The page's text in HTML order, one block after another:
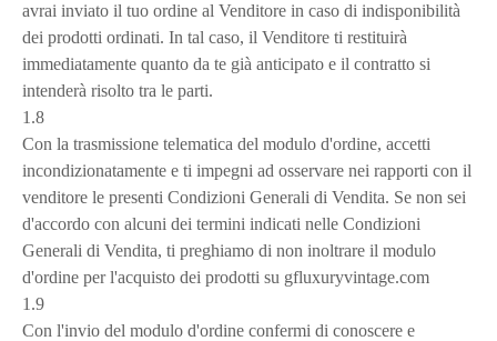
avrai inviato il tuo ordine al Venditore in caso di indisponibilità
dei prodotti ordinati. In tal caso, il Venditore ti restituirà
immediatamente quanto da te già anticipato e il contratto si
intenderà risolto tra le parti.
1.8
Con la trasmissione telematica del modulo d'ordine, accetti
incondizionatamente e ti impegni ad osservare nei rapporti con il
venditore le presenti Condizioni Generali di Vendita. Se non sei
d'accordo con alcuni dei termini indicati nelle Condizioni
Generali di Vendita, ti preghiamo di non inoltrare il modulo
d'ordine per l'acquisto dei prodotti su gfluxuryvintage.com
1.9
Con l'invio del modulo d'ordine confermi di conoscere e